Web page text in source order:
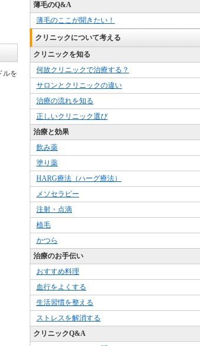
ルを
薄毛のQ&A
薄毛のここが聞きたい！
クリニックについて考える
クリニックを知る
何故クリニックで治療する？
サロンとクリニックの違い
治療の流れを知る
正しいクリニック選び
治療と効果
飲み薬
塗り薬
HARG療法（ハーグ療法）
メソセラピー
注射・点滴
植毛
かつら
治療のお手伝い
おすすめ料理
血行をよくする
生活習慣を整える
ストレスを解消する
クリニックQ&A